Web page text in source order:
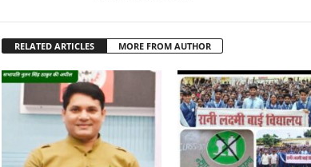
RELATED ARTICLES MORE FROM AUTHOR